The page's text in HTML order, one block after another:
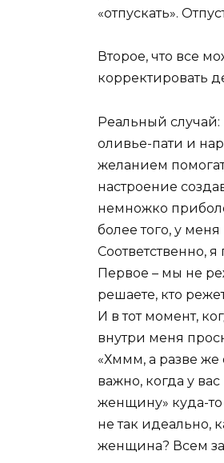
«отпускать».
Второе, что все
корректировать
Реальный случай:
оливье-пати и
желанием
настроение
немножко
более того, у
Соответственно,
Первое – мы не
решаете, кто
И в тот момент,
внутри меня
«Хммм, а разве же
важно, когда у
женщину» куда-то
не так идеально,
женщина? Всем